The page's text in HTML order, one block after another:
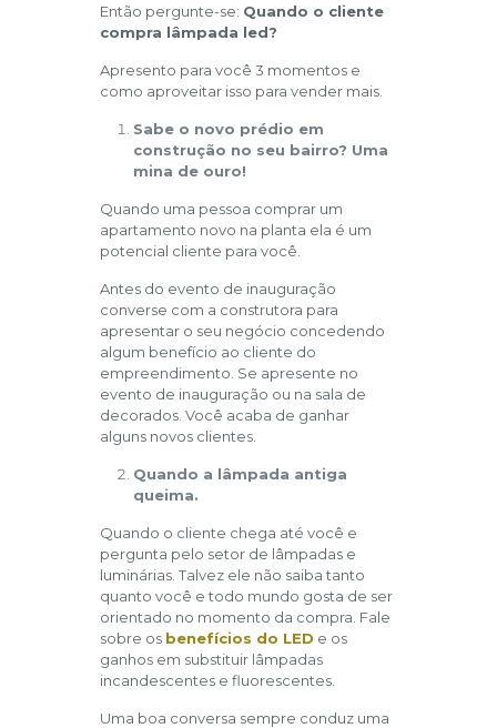
Então pergunte-se: Quando o cliente
compra lâmpada led?
Apresento para você 3 momentos e
como aproveitar isso para vender mais.
Sabe o novo prédio em
construção no seu bairro? Uma
mina de ouro!
Quando uma pessoa comprar um
apartamento novo na planta ela é um
potencial cliente para você.
Antes do evento de inauguração
converse com a construtora para
apresentar o seu negócio concedendo
algum benefício ao cliente do
empreendimento. Se apresente no
evento de inauguração ou na sala de
decorados. Você acaba de ganhar
alguns novos clientes.
Quando a lâmpada antiga
queima.
Quando o cliente chega até você e
pergunta pelo setor de lâmpadas e
luminárias. Talvez ele não saiba tanto
quanto você e todo mundo gosta de ser
orientado no momento da compra. Fale
sobre os benefícios do LED e os
ganhos em substituir lâmpadas
incandescentes e fluorescentes.
Uma boa conversa sempre conduz uma